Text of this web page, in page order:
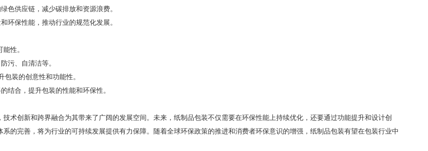
色供应链，减少碳排放和资源浪费。
环保性能，推动行业的规范化发展。
性。
污、自清洁等。
装的创意性和功能性。
结合，提升包装的性能和环保性。
术创新和跨界融合为其带来了广阔的发展空间。未来，纸制品包装不仅需要在环保性能上持续优化，还要通过功能提升和设计创
的完善，将为行业的可持续发展提供有力保障。随着全球环保政策的推进和消费者环保意识的增强，纸制品包装有望在包装行业中